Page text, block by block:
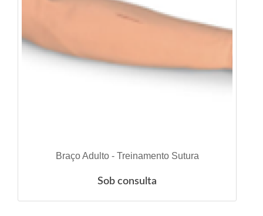
VER DETALHES
Braço Adulto - Treinamento Sutura
Sob consulta